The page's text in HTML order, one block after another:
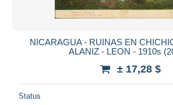
NICARAGUA - RUINAS EN
ALANIZ - LEON - 1910s
± 17,28 $
Status